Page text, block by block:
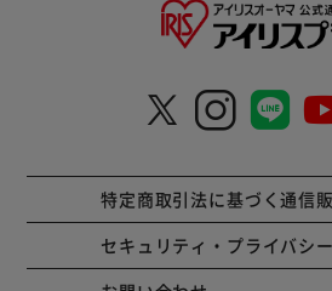
特定商取引法に基づく通信
セキュリティ・プライバシ